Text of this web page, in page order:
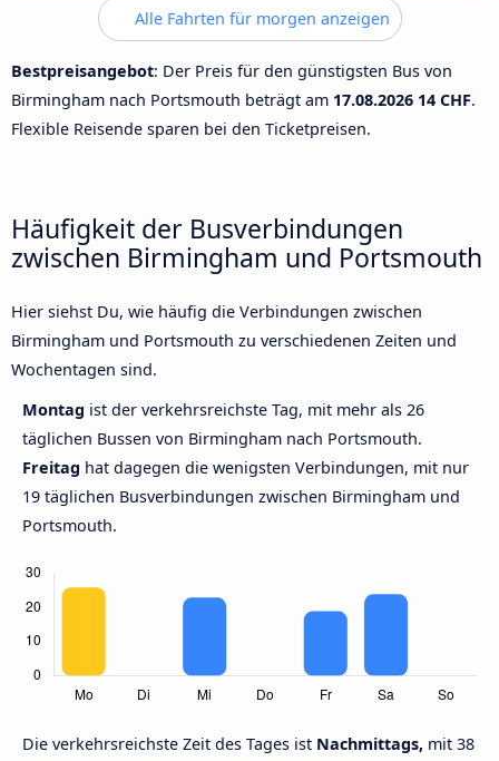
Alle Fahrten für morgen anzeigen
Bestpreisangebot: Der Preis für den günstigsten Bus von
Birmingham nach Portsmouth beträgt am 17.08.2026 14 CHF.
Flexible Reisende sparen bei den Ticketpreisen.
Häufigkeit der Busverbindungen
zwischen Birmingham und Portsmouth
Hier siehst Du, wie häufig die Verbindungen zwischen
Birmingham und Portsmouth zu verschiedenen Zeiten und
Wochentagen sind.
Montag ist der verkehrsreichste Tag, mit mehr als 26
täglichen Bussen von Birmingham nach Portsmouth.
Freitag hat dagegen die wenigsten Verbindungen, mit nur
19 täglichen Busverbindungen zwischen Birmingham und
Portsmouth.
Die verkehrsreichste Zeit des Tages ist Nachmittags, mit 38